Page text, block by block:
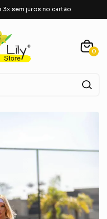
3x sem juros no cartão
0